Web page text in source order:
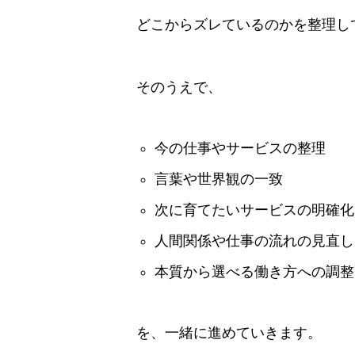
どこからズレているのかを整理し
そのうえで、
今の仕事やサービスの整理
言葉や世界観の一致
次に育てたいサービスの明確化
人間関係や仕事の流れの見直し
本質から選べる働き方への調整
を、一緒に進めていきます。